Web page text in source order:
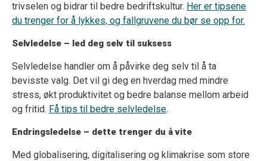
trivselen og bidrar til bedre bedriftskultur. Her er tipsene
du trenger for å lykkes, og fallgruvene du bør se opp for.
Selvledelse – led deg selv til suksess
Selvledelse handler om å påvirke deg selv til å ta
bevisste valg. Det vil gi deg en hverdag med mindre
stress, økt produktivitet og bedre balanse mellom arbeid
og fritid. Få tips til bedre selvledelse.
Endringsledelse – dette trenger du å vite
Med globalisering, digitalisering og klimakrise som store